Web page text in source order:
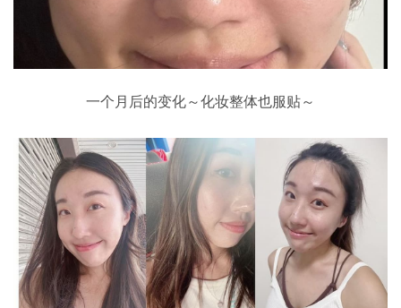
一个月后的变化～化妆整体也服贴～